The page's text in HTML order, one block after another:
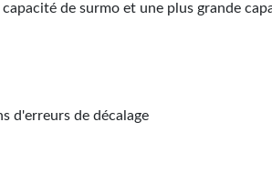
de surmo et une plus grande
d'erreurs de décalage